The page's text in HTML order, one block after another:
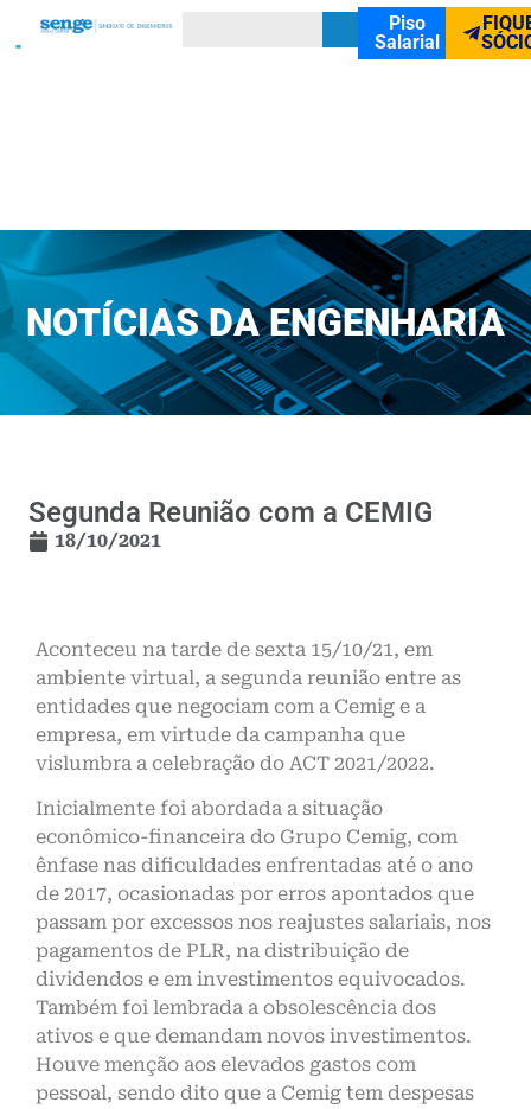
Piso
Salarial
NOTÍCIAS DA ENGENHARIA
Segunda Reunião com a CEMIG
18/10/2021
Aconteceu na tarde de sexta 15/10/21, em
ambiente virtual, a segunda reunião entre as
entidades que negociam com a Cemig e a
empresa, em virtude da campanha que
vislumbra a celebração do ACT 2021/2022.
Inicialmente foi abordada a situação
econômico-financeira do Grupo Cemig, com
ênfase nas dificuldades enfrentadas até o ano
de 2017, ocasionadas por erros apontados que
passam por excessos nos reajustes salariais, nos
pagamentos de PLR, na distribuição de
dividendos e em investimentos equivocados.
Também foi lembrada a obsolescência dos
ativos e que demandam novos investimentos.
Houve menção aos elevados gastos com
pessoal, sendo dito que a Cemig tem despesas